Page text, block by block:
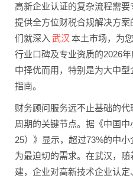
高新企业认证的复杂流程需
提供全方位财税合规解决方
们就深入 武汉 本土市场，为
行业口碑及专业资质的2026
中择优而用，特别是为大中
指南。
财务顾问服务远不止基础的
周期的关键节点。据《中国
25）》显示，超过73%的中
为最迫切的需求。在武汉，随
建，企业对高新技术企业认